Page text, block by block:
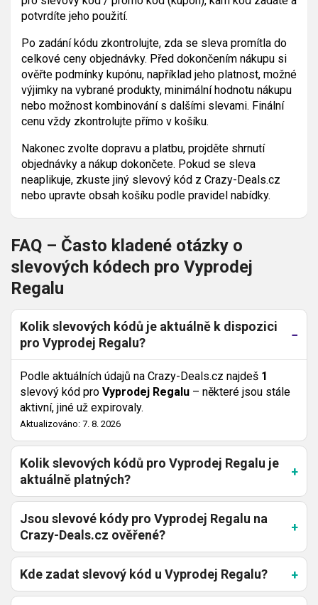
potvrdíte jeho použití.
Po zadání kódu zkontrolujte, zda se sleva promítla do
celkové ceny objednávky. Před dokončením nákupu si
ověřte podmínky kupónu, například jeho platnost, možné
výjimky na vybrané produkty, minimální hodnotu nákupu
nebo možnost kombinování s dalšími slevami. Finální
cenu vždy zkontrolujte přímo v košíku.
Nakonec zvolte dopravu a platbu, projděte shrnutí
objednávky a nákup dokončete. Pokud se sleva
neaplikuje, zkuste jiný slevový kód z Crazy-Deals.cz
nebo upravte obsah košíku podle pravidel nabídky.
FAQ – Často kladené otázky o
slevových kódech pro Vyprodej
Regalu
Kolik slevových kódů je aktuálně k dispozici
pro Vyprodej Regalu?
Podle aktuálních údajů na Crazy-Deals.cz najdeš 1
slevový kód pro Vyprodej Regalu – některé jsou stále
aktivní, jiné už expirovaly.
Aktualizováno: 7. 8. 2026
Kolik slevových kódů pro Vyprodej Regalu je
aktuálně platných?
Jsou slevové kódy pro Vyprodej Regalu na
Crazy-Deals.cz ověřené?
Kde zadat slevový kód u Vyprodej Regalu?